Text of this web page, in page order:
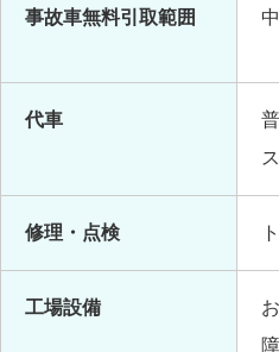
事故車無料引取範囲
代車
修理・点検
工場設備